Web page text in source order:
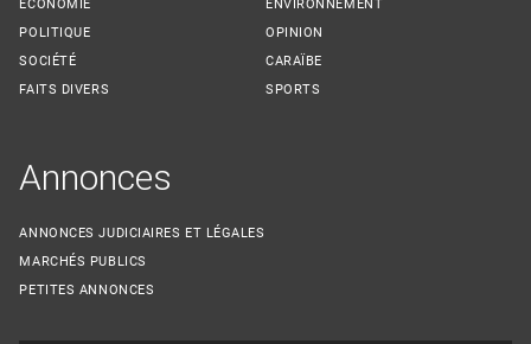
ECONOMIE
POLITIQUE
SOCIÉTÉ
FAITS DIVERS
ENVIRONNEMENT
OPINION
CARAÏBE
SPORTS
Annonces
ANNONCES JUDICIAIRES ET LÉGALES
MARCHÉS PUBLICS
PETITES ANNONCES